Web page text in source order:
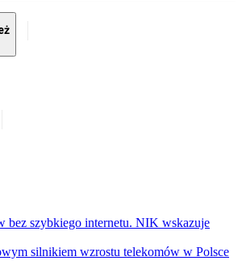
bez szybkiego internetu. NIK wskazuje
silnikiem wzrostu telekomów w Polsce